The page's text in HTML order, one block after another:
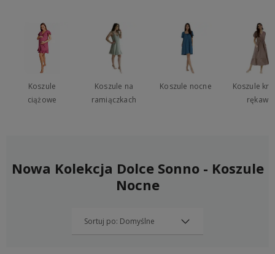
Koszule
ciążowe
Koszule na
ramiączkach
Koszule nocne
Koszule
rękaw
Nowa Kolekcja Dolce Sonno - Koszule
Nocne